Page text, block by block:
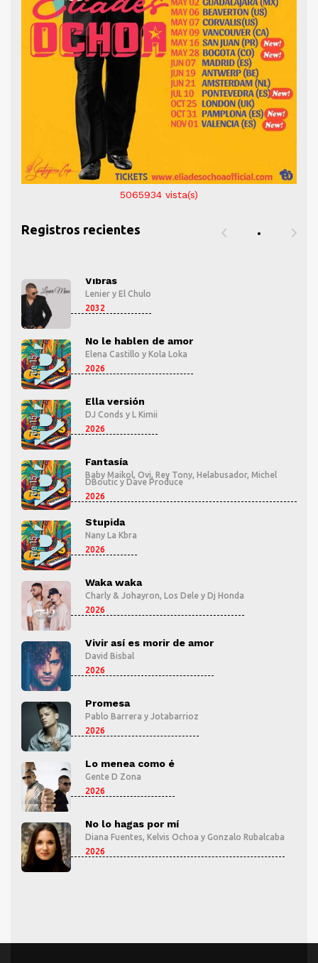
5065934 vista(s)
Registros recientes
Vibras
Lenier y El Chulo
2032
No le hablen de amor
Elena Castillo y Kola Loka
2026
Ella versión
DJ Conds y L Kimii
2026
Fantasía
Baby Maikol, Ovi, Rey Tony, Helabusador, Michel
DBoutic y Dave Produce
2026
Stupida
Nany La Kbra
2026
Waka waka
Charly & Johayron, Los Dele y Dj Honda
2026
Vivir así es morir de amor
David Bisbal
2026
Promesa
Pablo Barrera y Jotabarrioz
2026
Lo menea como é
Gente D Zona
2026
No lo hagas por mí
Diana Fuentes, Kelvis Ochoa y Gonzalo Rubalcaba
2026